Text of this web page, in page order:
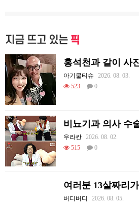
지금 뜨고 있는 픽
홍석천과 같이 사
아기물티슈
2026. 08. 03.
523
0
우라칸 2026. 08. 02.
515
0
버디버디
2026. 08. 05.